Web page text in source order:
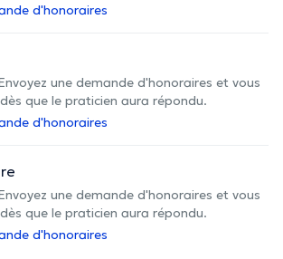
d'honoraires
une demande d'honoraires et vous
que le praticien aura répondu.
d'honoraires
une demande d'honoraires et vous
que le praticien aura répondu.
d'honoraires